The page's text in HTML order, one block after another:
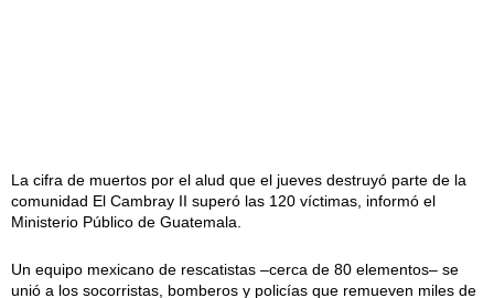
La cifra de muertos por el alud que el jueves destruyó parte de la
comunidad El Cambray II superó las 120 víctimas, informó el
Ministerio Público de Guatemala.
Un equipo mexicano de rescatistas –cerca de 80 elementos– se
unió a los socorristas, bomberos y policías que remueven miles de